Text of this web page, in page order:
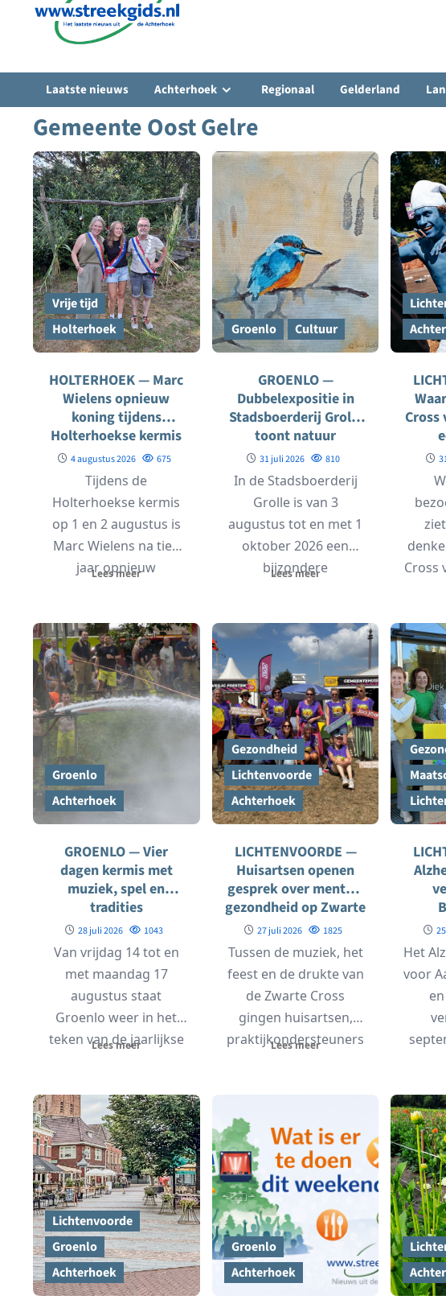
Laatste nieuws Achterhoek Regionaal Gelderland
Gemeente Oost Gelre
Vrije tijd
Holterhoek
HOLTERHOEK — Marc
Wielens opnieuw
koning tijdens
Holterhoekse kermis
4 augustus 2026 675
Tijdens de
Holterhoekse kermis
op 1 en 2 augustus is
Marc Wielens na tien
jaar opnieuw
Lees meer
Groenlo Cultuur
GROENLO —
Dubbelexpositie in
Stadsboerderij Grolle
toont natuur
geïnspireerde kunst
en sieraden
31 juli 2026 810
In de Stadsboerderij
Grolle is van 3
augustus tot en met 1
oktober 2026 een
bijzondere
Lees meer
Cross
Cross
Groenlo
Achterhoek
GROENLO — Vier
dagen kermis met
muziek, spel en
tradities
28 juli 2026 1043
Van vrijdag 14 tot en
met maandag 17
augustus staat
Groenlo weer in het
teken van de jaarlijkse
Lees meer
Gezondheid
Lichtenvoorde
Achterhoek
LICHTENVOORDE —
Huisartsen openen
gesprek over mentale
gezondheid op Zwarte
Cross
27 juli 2026 1825
Tussen de muziek, het
feest en de drukte van
de Zwarte Cross
gingen huisartsen,
praktijkondersteuners
Lees meer
Het
voor
Lichtenvoorde
Groenlo
Achterhoek
Groenlo
Achterhoek